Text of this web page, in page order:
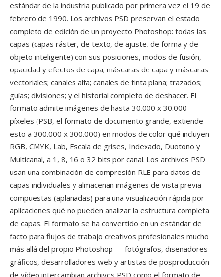
estándar de la industria publicado por primera vez el 19 de
febrero de 1990. Los archivos PSD preservan el estado
completo de edición de un proyecto Photoshop: todas las
capas (capas ráster, de texto, de ajuste, de forma y de
objeto inteligente) con sus posiciones, modos de fusión,
opacidad y efectos de capa; máscaras de capa y máscaras
vectoriales; canales alfa; canales de tinta plana; trazados;
guías; divisiones; y el historial completo de deshacer. El
formato admite imágenes de hasta 30.000 x 30.000
píxeles (PSB, el formato de documento grande, extiende
esto a 300.000 x 300.000) en modos de color qué incluyen
RGB, CMYK, Lab, Escala de grises, Indexado, Duotono y
Multicanal, a 1, 8, 16 o 32 bits por canal. Los archivos PSD
usan una combinación de compresión RLE para datos de
capas individuales y almacenan imágenes de vista previa
compuestas (aplanadas) para una visualización rápida por
aplicaciones qué no pueden analizar la estructura completa
de capas. El formato se ha convertido en un estándar de
facto para flujos de trabajo creativos profesionales mucho
más allá del propio Photoshop — fotógrafos, diseñadores
gráficos, desarrolladores web y artistas de posproducción
de vídeo intercambian archivos PSD como el formato de